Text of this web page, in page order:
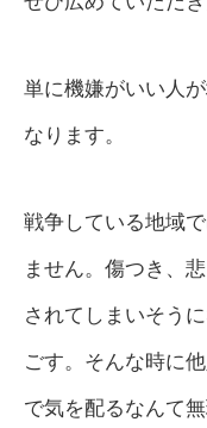
単に機嫌がいい人
なります。
戦争している地域
ません。傷つき、
されてしまいそう
ごす。そんな時に
で気を配るなんて